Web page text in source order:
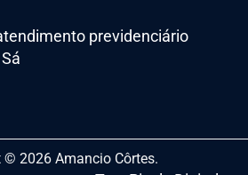
previdenciário
© 2026 Amancio Côrtes.